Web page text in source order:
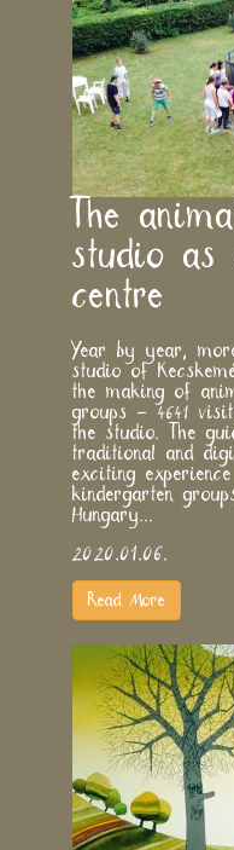
​The
studio as
centre
Year by year,
studio of
the making of
groups – 4641
the studio. The
traditional and
exciting
kindergarten
Hungary...
2020.01.06.
Read More